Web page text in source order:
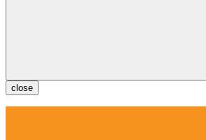
close